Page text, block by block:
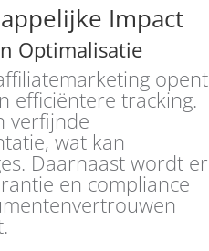
Impact
Optimalisatie
opent
efficiëntere tracking.
verfijnde
wat kan
Daarnaast wordt er
en compliance